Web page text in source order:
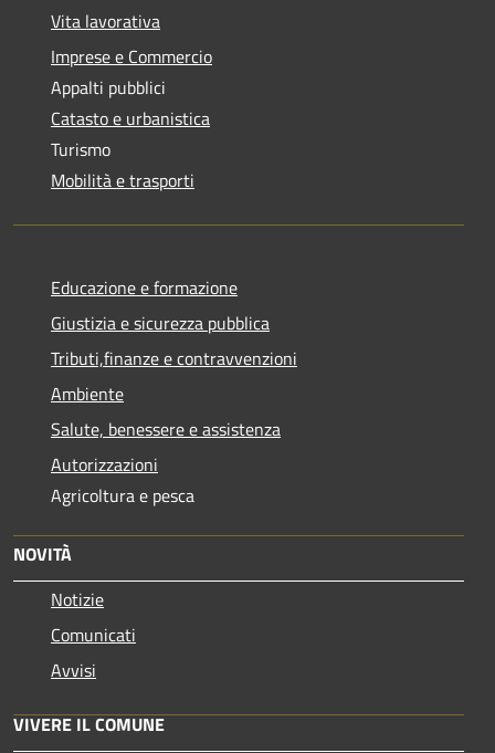
Vita lavorativa
Imprese e Commercio
Appalti pubblici
Catasto e urbanistica
Turismo
Mobilità e trasporti
Educazione e formazione
Giustizia e sicurezza pubblica
Tributi,finanze e contravvenzioni
Ambiente
Salute, benessere e assistenza
Autorizzazioni
Agricoltura e pesca
NOVITÀ
Notizie
Comunicati
Avvisi
VIVERE IL COMUNE